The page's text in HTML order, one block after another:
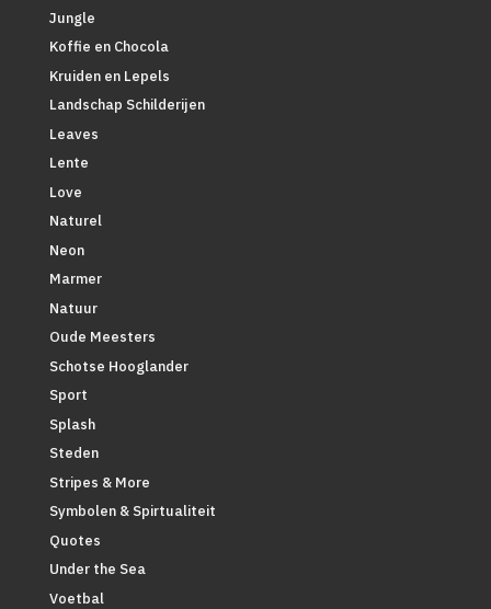
Jungle
Koffie en Chocola
Kruiden en Lepels
Landschap Schilderijen
Leaves
Lente
Love
Naturel
Neon
Marmer
Natuur
Oude Meesters
Schotse Hooglander
Sport
Splash
Steden
Stripes & More
Symbolen & Spirtualiteit
Quotes
Under the Sea
Voetbal